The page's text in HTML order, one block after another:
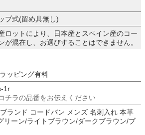
プ式(留め具無し)
ロットにより、日本産とスペイン産のコー
が混在し、お選びすることはできません。
ラッピング有料
1r
チラの品番をお伝えください
ランド コードバン メンズ 名刺入れ 本革
リーン/ライトブラウン/ダークブラウン/ブ